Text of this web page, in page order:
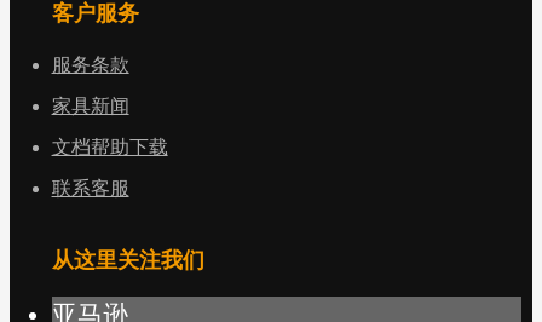
客户服务
服务条款
家具新闻
文档帮助下载
联系客服
从这里关注我们
亚马逊